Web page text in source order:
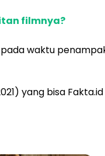
filmnya?
waktu
yang bisa